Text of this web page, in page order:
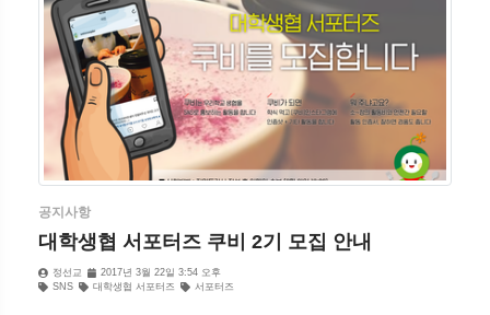
공지사항
대학생협 서포터즈 쿠비 2기 모집 안내
정선교
2017년 3월 22일 3:54 오후
SNS
대학생협 서포터즈 서포터즈